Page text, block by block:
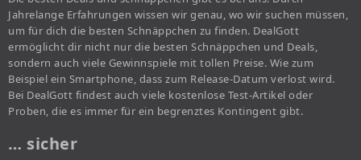
Jahrelange Erfahrungen wissen wir genau, wo wir suchen müssen,
um für dich die besten Schnäppchen zu finden. DealGott
ermöglicht dir nicht nur die besten Schnäppchen und Deals,
sondern auch viele Gewinnspiele mit tollen Preise. Wie zum
Beispiel ein Smartphone, dass zum Release-Datum verlost wird.
Bei DealGott findest auch viele kostenlose Test-Artikel oder
Proben, die es immer für ein begrenztes Kontingent gibt.
… sicher